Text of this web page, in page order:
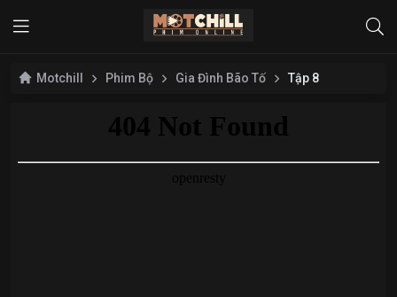
Motchill Phim Bộ Gia Đình Bão Tố Tập 8